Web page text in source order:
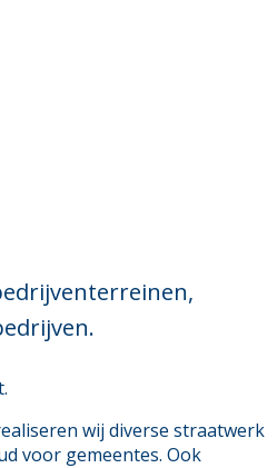
wij diverse straatwerk
voor gemeentes. Ook